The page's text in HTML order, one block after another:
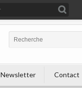
Newsletter Contact